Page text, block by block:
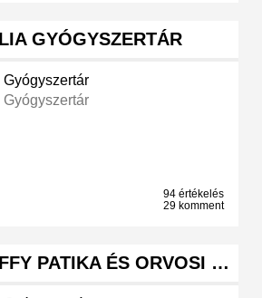
GYÓGYSZERTÁR
Gyógyszertár
Gyógyszertár
94 értékelés
29 komment
PATIKA ÉS ORVOSI …